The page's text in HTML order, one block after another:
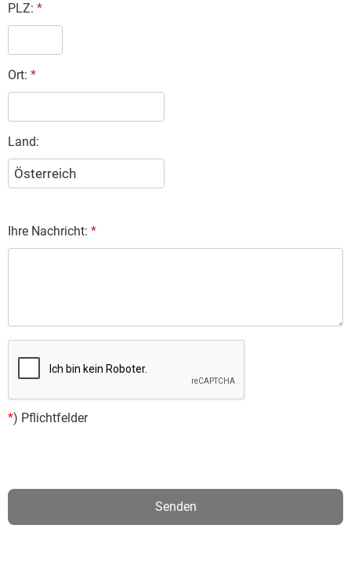
PLZ: *
Ort: *
Land:
Ihre Nachricht: *
*) Pflichtfelder